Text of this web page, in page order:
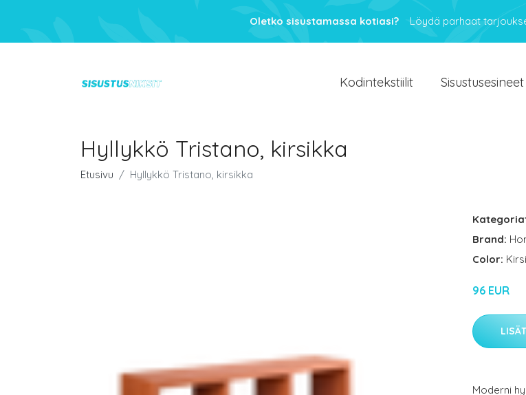
Oletko sisustamassa kotiasi? Löydä parhaat
Kodintekstiilit Sisustusesineet
Hyllykkö Tristano, kirsikka
Etusivu Hyllykkö Tristano, kirsikka
Brand:
Color:
96 EUR
Moderni